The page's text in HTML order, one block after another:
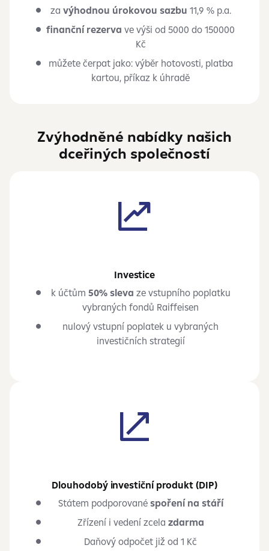
za výhodnou úrokovou sazbu 11,9 % p.a.
finanční rezerva ve výši od 5000 do 150000
Kč
můžete čerpat jako: výběr hotovosti, platba
kartou, příkaz k úhradě
Zvýhodněné nabídky našich
dceřiných společností
Investice
k účtům 50% sleva ze vstupního poplatku
vybraných fondů Raiffeisen
nulový vstupní poplatek u vybraných
investičních strategií
Dlouhodobý investiční produkt (DIP)
Státem podporované spoření na stáří
Zřízení i vedení zcela zdarma
Daňový odpočet již od 1 Kč